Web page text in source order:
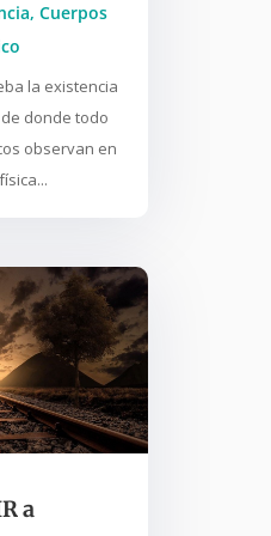
, Cuerpos
la existencia
donde todo
observan en
a